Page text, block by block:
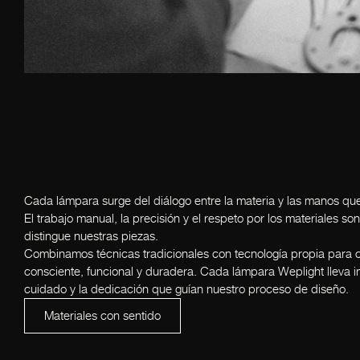
Cada lámpara surge del diálogo entre la materia y las manos
El trabajo manual, la precisión y el respeto por los materiales son
distingue nuestras piezas.
Combinamos técnicas tradicionales con tecnología propia para
consciente, funcional y duradera. Cada lámpara Weplight lleva
cuidado y la dedicación que guían nuestro proceso de diseño.
Materiales con sentido